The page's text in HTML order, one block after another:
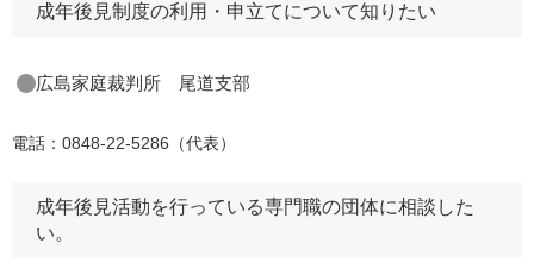
成年後見制度の利用・申立てについて知りたい
広島家庭裁判所 尾道支部
電話：0848-22-5286（代表）
成年後見活動を行っている専門職の団体に相談した
い。